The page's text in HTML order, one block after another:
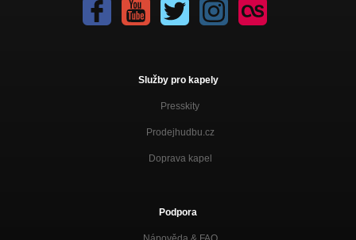
Služby pro kapely
Presskity
Prodejhudbu.cz
Doprava kapel
Podpora